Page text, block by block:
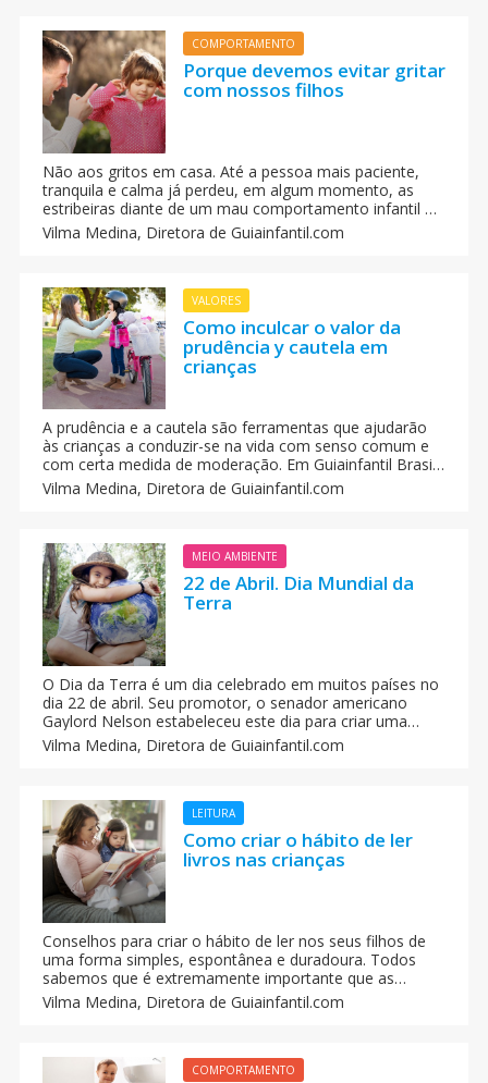
COMPORTAMENTO
Porque devemos evitar gritar
com nossos filhos
Não aos gritos em casa. Até a pessoa mais paciente,
tranquila e calma já perdeu, em algum momento, as
estribeiras diante de um mau comportamento infantil e
viu-se gritando com seus filhos para repreendê-los.
Entenda porque devemos evitar gritar com nossos
Vilma Medina, Diretora de Guiainfantil.com
VALORES
Como inculcar o valor da
prudência y cautela em
crianças
A prudência e a cautela são ferramentas que ajudarão
às crianças a conduzir-se na vida com senso comum e
com certa medida de moderação. Em Guiainfantil Brasil
damos dicas e conselhos sobre cómo educar as
crianças para que adquiram o valor de ser prudente e
Vilma Medina, Diretora de Guiainfantil.com
MEIO AMBIENTE
22 de Abril. Dia Mundial da
Terra
O Dia da Terra é um dia celebrado em muitos países no
dia 22 de abril. Seu promotor, o senador americano
Gaylord Nelson estabeleceu este dia para criar uma
consciência comum aos problemas da contaminação, a
conservação da biodiversidade e outras preocupações
Vilma Medina, Diretora de Guiainfantil.com
LEITURA
Como criar o hábito de ler
livros nas crianças
Conselhos para criar o hábito de ler nos seus filhos de
uma forma simples, espontânea e duradoura. Todos
sabemos que é extremamente importante que as
crianças adquiram o hábito da leitura, mas a grande
dificuldade reside na falta de conhecimento de muitos
Vilma Medina, Diretora de Guiainfantil.com
COMPORTAMENTO